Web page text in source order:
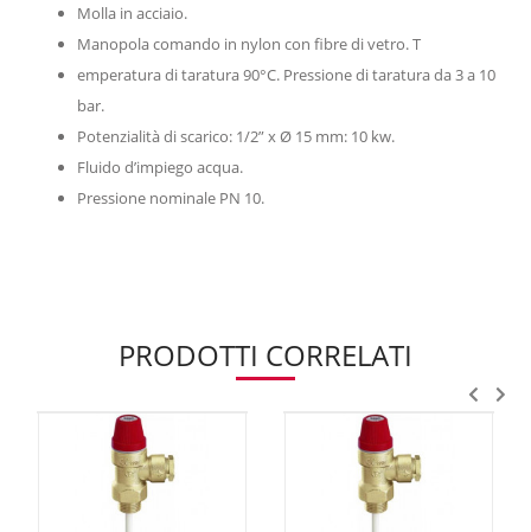
Molla in acciaio.
Manopola comando in nylon con fibre di vetro. T
emperatura di taratura 90°C. Pressione di taratura da 3 a 10
bar.
Potenzialità di scarico: 1/2” x Ø 15 mm: 10 kw.
Fluido d’impiego acqua.
Pressione nominale PN 10.
PRODOTTI CORRELATI